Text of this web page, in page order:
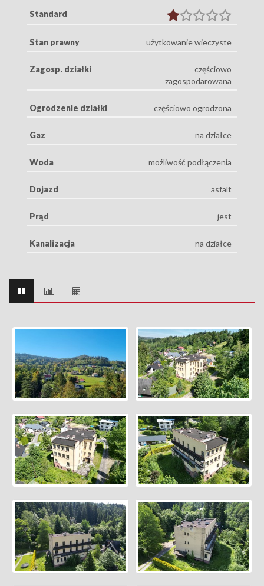
Standard
Stan prawny użytkowanie wieczyste
Zagosp. działki
częściowo
zagospodarowana
Ogrodzenie działki częściowo ogrodzona
Gaz na działce
Woda możliwość podłączenia
Dojazd asfalt
Prąd jest
Kanalizacja na działce